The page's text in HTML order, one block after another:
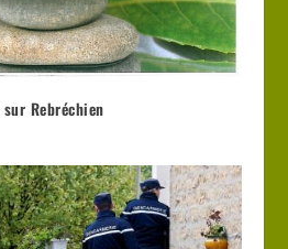
Rebréchien